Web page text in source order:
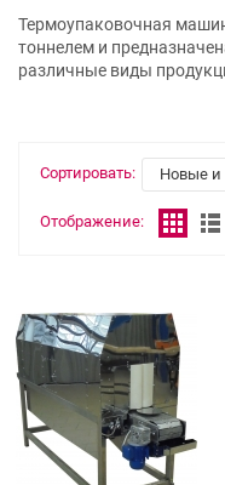
Термоупаковочная
тоннелем и
различные виды
Сортировать:
Отображение: